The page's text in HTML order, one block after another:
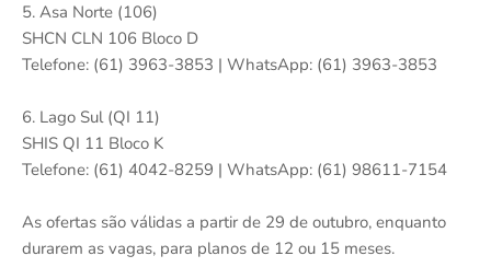
5. Asa Norte (106)
SHCN CLN 106 Bloco D
Telefone: (61) 3963-3853 | WhatsApp: (61) 3963-3853
6. Lago Sul (QI 11)
SHIS QI 11 Bloco K
Telefone: (61) 4042-8259 | WhatsApp: (61) 98611-7154
As ofertas são válidas a partir de 29 de outubro, enquanto
durarem as vagas, para planos de 12 ou 15 meses.